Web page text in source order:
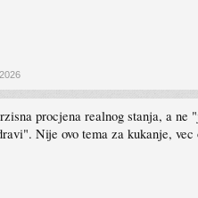
procjena realnog stanja, a
Nije ovo tema za kukanje, vec